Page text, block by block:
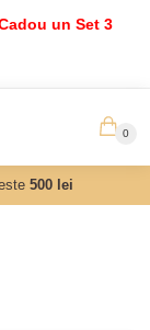
un Set 3
0
500 lei